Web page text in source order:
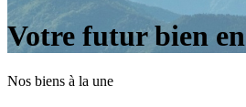
Votre futur bien
Nos biens à la une